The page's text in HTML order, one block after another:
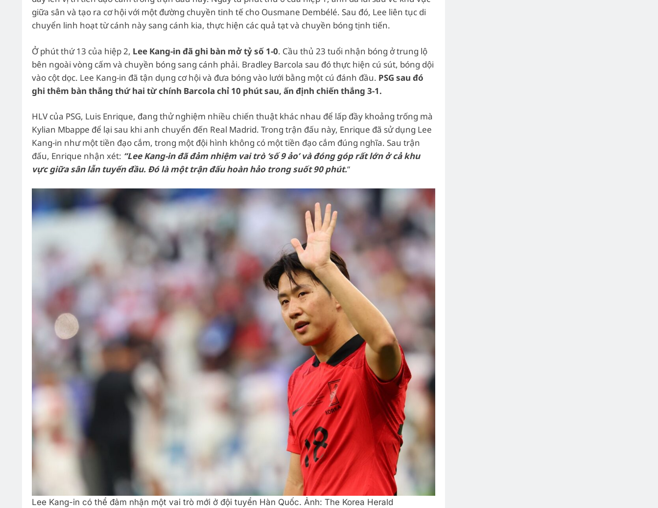
giữa sân và tạo ra cơ hội với một đường chuyền tinh tế cho Ousmane Dembélé. Sau đó, Lee liên tục di
chuyển linh hoạt từ cánh này sang cánh kia, thực hiện các quả tạt và chuyền bóng tịnh tiến.
Ở phút thứ 13 của hiệp 2, Lee Kang-in đã ghi bàn mở tỷ số 1-0. Cầu thủ 23 tuổi nhận bóng ở trung lộ
bên ngoài vòng cấm và chuyền bóng sang cánh phải. Bradley Barcola sau đó thực hiện cú sút, bóng dội
vào cột dọc. Lee Kang-in đã tận dụng cơ hội và đưa bóng vào lưới bằng một cú đánh đầu. PSG sau đó
ghi thêm bàn thắng thứ hai từ chính Barcola chỉ 10 phút sau, ấn định chiến thắng 3-1.
HLV của PSG, Luis Enrique, đang thử nghiệm nhiều chiến thuật khác nhau để lấp đầy khoảng trống mà
Kylian Mbappe để lại sau khi anh chuyển đến Real Madrid. Trong trận đấu này, Enrique đã sử dụng Lee
Kang-in như một tiền đạo cắm, trong một đội hình không có một tiền đạo cắm đúng nghĩa. Sau trận
đấu, Enrique nhận xét: “Lee Kang-in đã đảm nhiệm vai trò ‘số 9 ảo’ và đóng góp rất lớn ở cả khu
vực giữa sân lẫn tuyến đầu. Đó là một trận đấu hoàn hảo trong suốt 90 phút.“
Lee Kang-in có thể đảm nhận một vai trò mới ở đội tuyển Hàn Quốc. Ảnh: The Korea Herald